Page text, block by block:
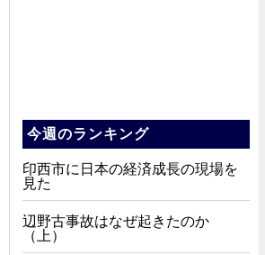
今週のランキング
印西市に日本の経済成長の現場を
見た
辺野古事故はなぜ起きたのか
（上）